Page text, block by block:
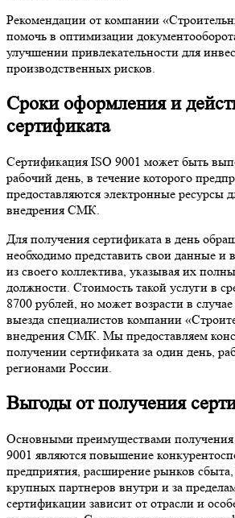
Рекомендации от компании
помочь в оптимизации
улучшении привлекательности для
производственных рисков.
Сроки оформления и
сертификата
Сертификация ISO 9001 может быть
рабочий день, в течение которого
предоставляются электронные ресурсы
внедрения СМК.
Для получения сертификата в день
необходимо представить свои данные и
из своего коллектива, указывая их
должности. Стоимость такой услуги в
8700 рублей, но может возрасти в
выезда специалистов компании
внедрения СМК. Мы предоставляем
получении сертификата за один день,
регионами России.
Выгоды от получения
Основными преимуществами получения
9001 являются повышение
предприятия, расширение рынков
крупных партнеров внутри и за
сертификации зависит от отрасли и